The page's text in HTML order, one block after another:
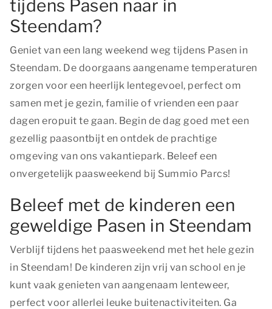
tijdens Pasen naar in
Steendam?
Geniet van een lang weekend weg tijdens Pasen in
Steendam. De doorgaans aangename temperaturen
zorgen voor een heerlijk lentegevoel, perfect om
samen met je gezin, familie of vrienden een paar
dagen eropuit te gaan. Begin de dag goed met een
gezellig paasontbijt en ontdek de prachtige
omgeving van ons vakantiepark. Beleef een
onvergetelijk paasweekend bij Summio Parcs!
Beleef met de kinderen een
geweldige Pasen in Steendam
Verblijf tijdens het paasweekend met het hele gezin
in Steendam! De kinderen zijn vrij van school en je
kunt vaak genieten van aangenaam lenteweer,
perfect voor allerlei leuke buitenactiviteiten. Ga